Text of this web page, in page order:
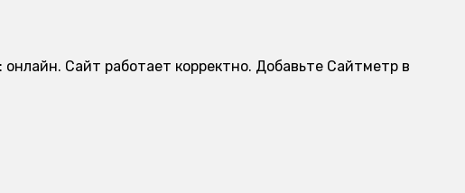
Сайт работает корректно. Добавьте Сайтметр в